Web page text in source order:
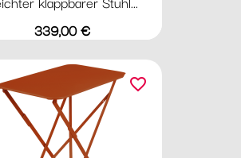
Preis
339,00 €
favorite_border